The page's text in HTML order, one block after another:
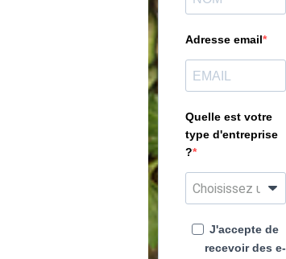
Adresse email
Quelle est votre
type d'entreprise
?
J'accepte de
recevoir des e-